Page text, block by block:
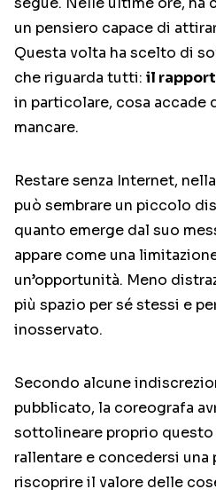
un pensiero capace di
Questa volta ha scelto di
che riguarda tutti: il
in particolare, cosa accade
mancare.
Restare senza Internet,
può sembrare un piccolo
quanto emerge dal suo
appare come una
un’opportunità. Meno
più spazio per sé stessi e
inosservato.
Secondo alcune
pubblicato, la coreografa
sottolineare proprio questo
rallentare e concedersi una
riscoprire il valore delle